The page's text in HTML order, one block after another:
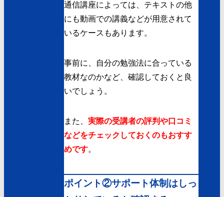
通信講座によっては、テキストの他
にも動画での講義などが用意されて
いるケースもあります。
事前に、自分の勉強法に合っている
教材なのかなど、確認しておくと良
いでしょう。
また、 実際の受講者の評判や口コミ
などをチェックしておくのもおすす
めです。
ポイント②サポート体制はしっ